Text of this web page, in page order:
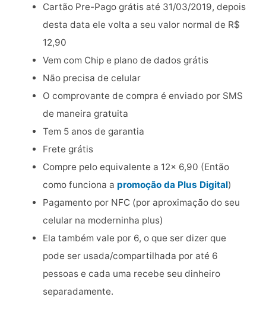
Cartão Pre-Pago grátis até 31/03/2019, depois
desta data ele volta a seu valor normal de R$
12,90
Vem com Chip e plano de dados grátis
Não precisa de celular
O comprovante de compra é enviado por SMS
de maneira gratuita
Tem 5 anos de garantia
Frete grátis
Compre pelo equivalente a 12x 6,90 (Então
como funciona a promoção da Plus Digital)
Pagamento por NFC (por aproximação do seu
celular na moderninha plus)
Ela também vale por 6, o que ser dizer que
pode ser usada/compartilhada por até 6
pessoas e cada uma recebe seu dinheiro
separadamente.